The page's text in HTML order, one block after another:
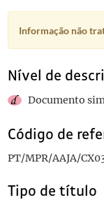
Informação não
Nível de
Documento
Código de
PT/MPR/AAJA/
Tipo de título